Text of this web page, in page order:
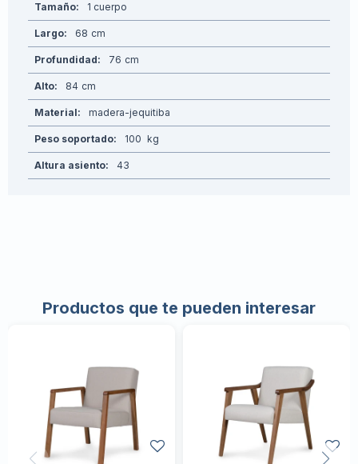
Tamaño 1 cuerpo
Largo 68
Profundidad 76
Alto 84
Material madera-jequitiba
Peso soportado 100
Altura asiento 43
Productos que te pueden interesar